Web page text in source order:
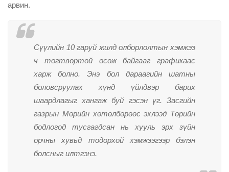
арвин.
Сүүлийн 10 гаруй жилд олборлолтын хэмжээ
ч тогтвортой өсөж байгааг графикаас
харж болно. Энэ бол дараагийн шатны
боловсруулах хүнд үйлдвэр барих
шаардлагыг хангаж буй гэсэн үг. Засгийн
газрын Мөрийн хөтөлбөрөөс эхлээд Төрийн
бодлогод тусгагдсан нь хууль эрх зүйн
орчны хувьд тодорхой хэмжээгээр бэлэн
болсныг илтгэнэ.